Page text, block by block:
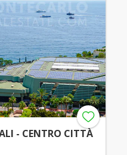
- CENTRO CITTÀ